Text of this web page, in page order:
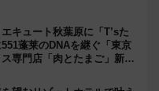
エキュート秋葉原に「T’sた
蓬莱のDNAを継ぐ「東京
専門店「肉とたまご」新グ